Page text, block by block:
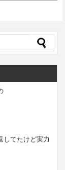
してたけど実力